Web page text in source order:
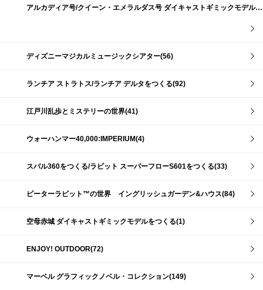
アルカディア号/クイーン・エメラルダス号 ダイキャストギミックモデルをつくる(159)
ディズニーマジカルミュージックシアター(56)
ランチア ストラトス/ランチア デルタをつくる(92)
江戸川乱歩とミステリーの世界(41)
ウォーハンマー40,000:IMPERIUM(4)
スバル360をつくる/ラビット スーパーフローS601をつくる(33)
ピーターラビット™の世界 イングリッシュガーデン&ハウス(84)
空母赤城 ダイキャストギミックモデルをつくる(1)
ENJOY! OUTDOOR(72)
マーベル グラフィックノベル・コレクション(149)